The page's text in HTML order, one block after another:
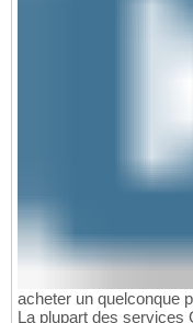
acheter un quelconque
La plupart des services